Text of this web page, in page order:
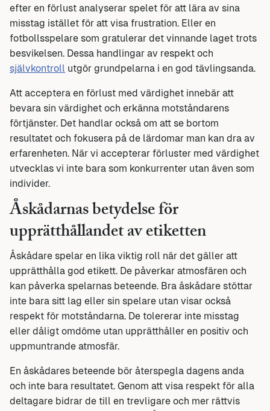
efter en förlust analyserar spelet för att lära av sina
misstag istället för att visa frustration. Eller en
fotbollsspelare som gratulerar det vinnande laget trots
besvikelsen. Dessa handlingar av respekt och
självkontroll utgör grundpelarna i en god tävlingsanda.
Att acceptera en förlust med värdighet innebär att
bevara sin värdighet och erkänna motståndarens
förtjänster. Det handlar också om att se bortom
resultatet och fokusera på de lärdomar man kan dra av
erfarenheten. När vi accepterar förluster med värdighet
utvecklas vi inte bara som konkurrenter utan även som
individer.
Åskådarnas betydelse för
upprätthållandet av etiketten
Åskådare spelar en lika viktig roll när det gäller att
upprätthålla god etikett. De påverkar atmosfären och
kan påverka spelarnas beteende. Bra åskådare stöttar
inte bara sitt lag eller sin spelare utan visar också
respekt för motståndarna. De tolererar inte misstag
eller dåligt omdöme utan upprätthåller en positiv och
uppmuntrande atmosfär.
En åskådares beteende bör återspegla dagens anda
och inte bara resultatet. Genom att visa respekt för alla
deltagare bidrar de till en trevligare och mer rättvis